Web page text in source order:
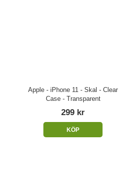
Apple - iPhone 11 - Skal - Clear
Case - Transparent
299 kr
KÖP